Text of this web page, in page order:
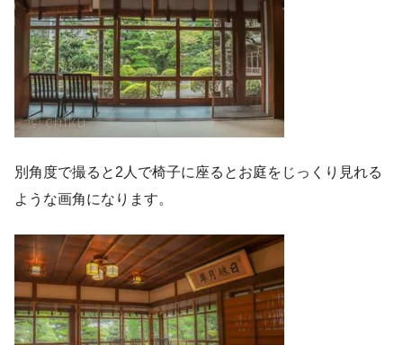
別角度で撮ると2人で椅子に座るとお庭をじっくり見れる
ような画角になります。